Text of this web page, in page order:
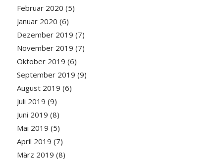
Februar 2020 (5)
Januar 2020 (6)
Dezember 2019 (7)
November 2019 (7)
Oktober 2019 (6)
September 2019 (9)
August 2019 (6)
Juli 2019 (9)
Juni 2019 (8)
Mai 2019 (5)
April 2019 (7)
März 2019 (8)